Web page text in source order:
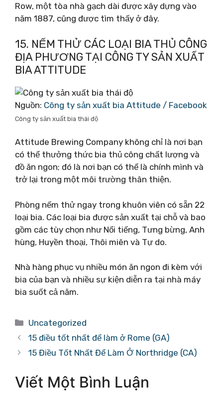
Row, một tòa nhà gạch dài được xây dựng vào
năm 1887, cũng được tìm thấy ở đây.
15. NẾM THỬ CÁC LOẠI BIA THỦ CÔNG
ĐỊA PHƯƠNG TẠI CÔNG TY SẢN XUẤT
BIA ATTITUDE
Nguồn: Công ty sản xuất bia Attitude / Facebook
Công ty sản xuất bia thái độ
Attitude Brewing Company không chỉ là nơi bạn
có thể thưởng thức bia thủ công chất lượng và
đồ ăn ngon; đó là nơi bạn có thể là chính mình và
trở lại trong một môi trường thân thiện.
Phòng nếm thử ngay trong khuôn viên có sẵn 22
loại bia. Các loại bia được sản xuất tại chỗ và bao
gồm các tùy chọn như Nổi tiếng, Tưng bừng, Anh
hùng, Huyền thoại, Thôi miên và Tự do.
Nhà hàng phục vụ nhiều món ăn ngon đi kèm với
bia của bạn và nhiều sự kiện diễn ra tại nhà máy
bia suốt cả năm.
Danh
mục
Uncategorized
15 điều tốt nhất để làm ở Rome (GA)
15 Điều Tốt Nhất Để Làm Ở Northridge (CA)
Viết Một Bình Luận